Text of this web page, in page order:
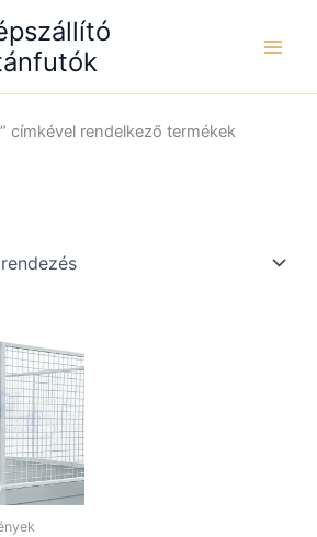
címkével rendelkező termékek